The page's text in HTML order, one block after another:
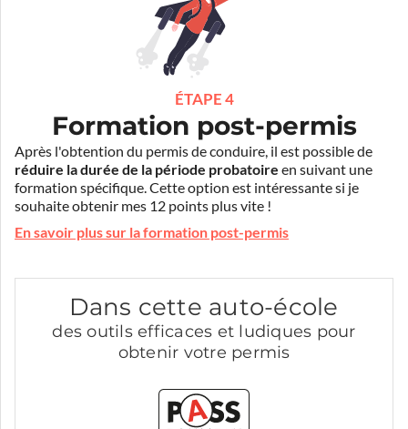
ÉTAPE 4
Formation post-permis
Après l'obtention du permis de conduire, il est possible de
réduire la durée de la période probatoire en suivant une
formation spécifique. Cette option est intéressante si je
souhaite obtenir mes 12 points plus vite !
En savoir plus sur la formation post-permis
Dans cette auto-école
des outils efficaces et ludiques pour
obtenir votre permis